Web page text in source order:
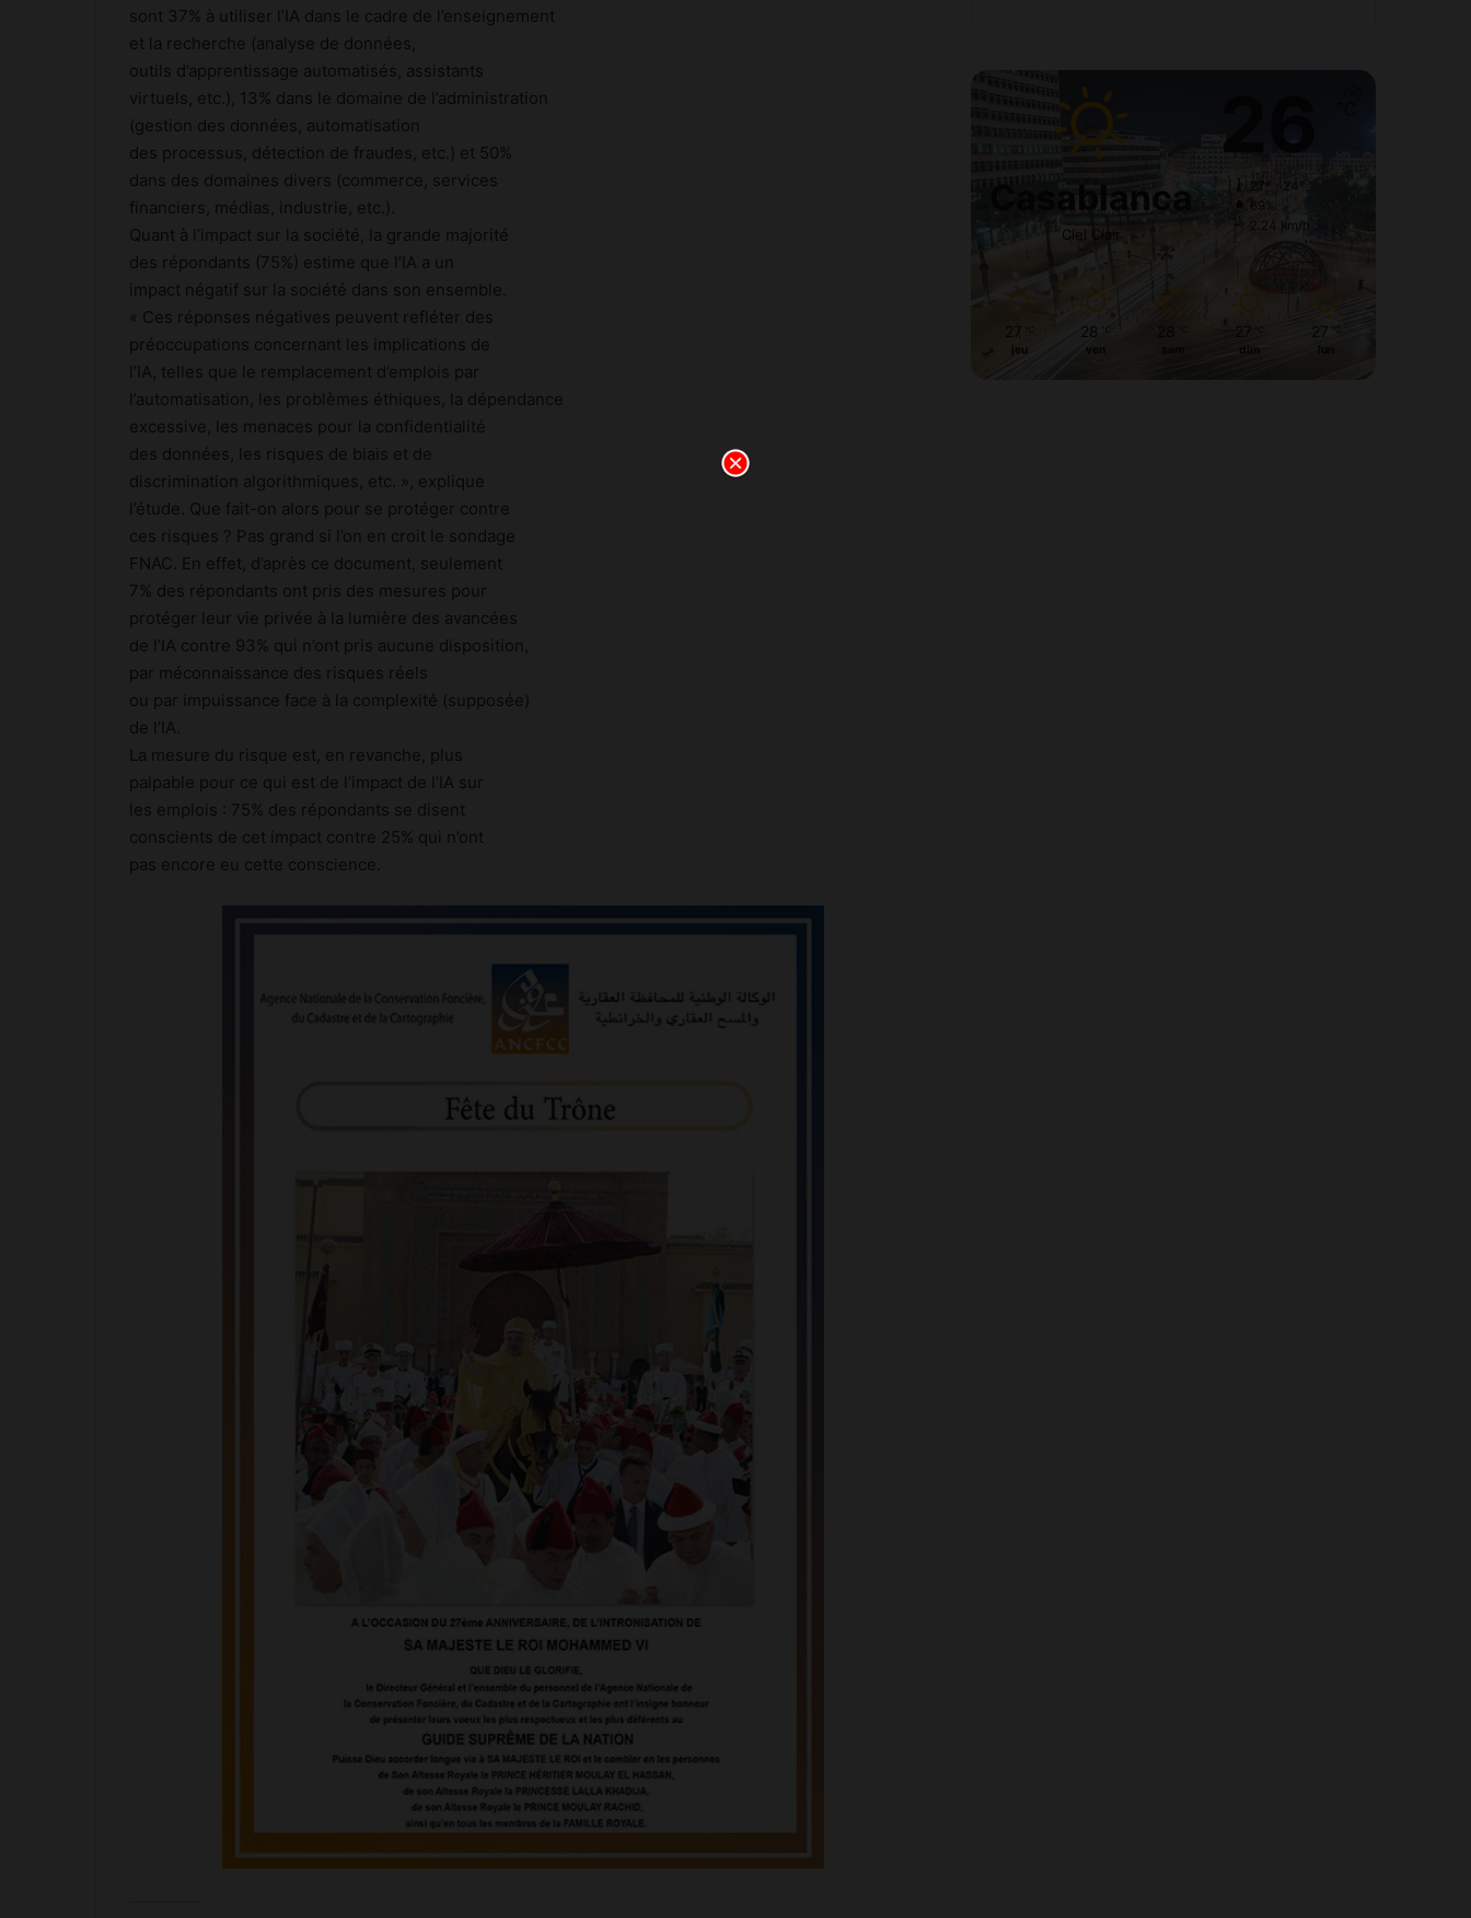
sont 37% à utiliser l’IA dans le cadre de l’enseignement
et la recherche (analyse de données,
outils d’apprentissage automatisés, assistants
virtuels, etc.), 13% dans le domaine de l’administration
(gestion des données, automatisation
des processus, détection de fraudes, etc.) et 50%
dans des domaines divers (commerce, services
financiers, médias, industrie, etc.).
Quant à l’impact sur la société, la grande majorité
des répondants (75%) estime que l’IA a un
impact négatif sur la société dans son ensemble.
« Ces réponses négatives peuvent refléter des
préoccupations concernant les implications de
l’IA, telles que le remplacement d’emplois par
l’automatisation, les problèmes éthiques, la dépendance
excessive, les menaces pour la confidentialité
des données, les risques de biais et de
discrimination algorithmiques, etc. », explique
l’étude. Que fait-on alors pour se protéger contre
ces risques ? Pas grand si l’on en croit le sondage
FNAC. En effet, d’après ce document, seulement
7% des répondants ont pris des mesures pour
protéger leur vie privée à la lumière des avancées
de l’IA contre 93% qui n’ont pris aucune disposition,
par méconnaissance des risques réels
ou par impuissance face à la complexité (supposée)
de l’IA.
La mesure du risque est, en revanche, plus
palpable pour ce qui est de l’impact de l’IA sur
les emplois : 75% des répondants se disent
conscients de cet impact contre 25% qui n’ont
pas encore eu cette conscience.
Nabil TAOUFIK: Intelligence Artificielle
qu’en dit la philosphie?
Casablanca
Ciel Clair
26
27º - 24º
69%
2.24 km/h
27
jeu
28
ven dim
27
lun